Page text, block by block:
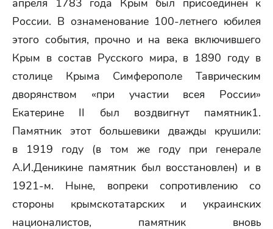
апреля 1783 года Крым был присоединен к
России. В ознаменование 100-летнего юбилея
этого события, прочно и на века включившего
Крым в состав Русского мира, в 1890 году в
столице Крыма Симферополе Таврическим
дворянством «при участии всея России»
Екатерине II был воздвигнут памятник1.
Памятник этот большевики дважды крушили:
в 1919 году (в том же году при генерале
А.И.Деникине памятник был восстановлен) и в
1921-м. Ныне, вопреки сопротивлению со
стороны крымскотатарских и украинских
националистов, памятник вновь